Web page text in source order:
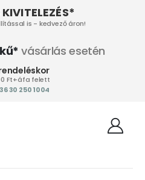
is - kedvező áron!
vásárlás esetén
Ft+áfa felett
30 250 1004‬